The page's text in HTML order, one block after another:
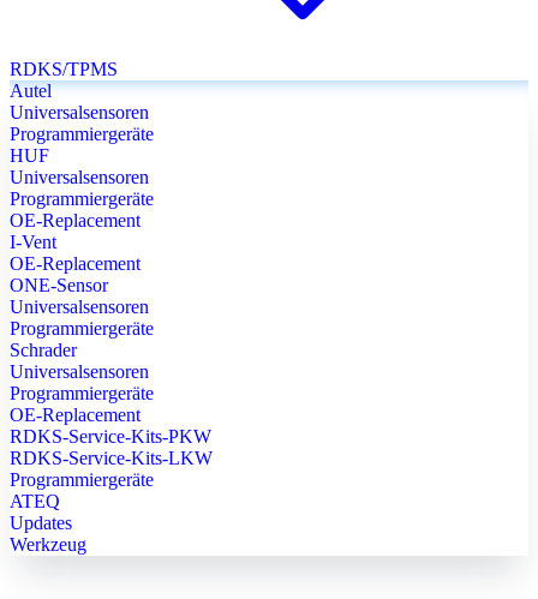
RDKS/TPMS
Autel
Universalsensoren
Programmiergeräte
HUF
Universalsensoren
Programmiergeräte
OE-Replacement
I-Vent
OE-Replacement
ONE-Sensor
Universalsensoren
Programmiergeräte
Schrader
Universalsensoren
Programmiergeräte
OE-Replacement
RDKS-Service-Kits-PKW
RDKS-Service-Kits-LKW
Programmiergeräte
ATEQ
Updates
Werkzeug